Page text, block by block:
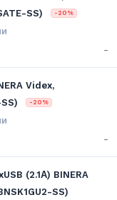
SS)
-20%
-
Videx,
-20%
-
(2.1А) BINERA
SS)